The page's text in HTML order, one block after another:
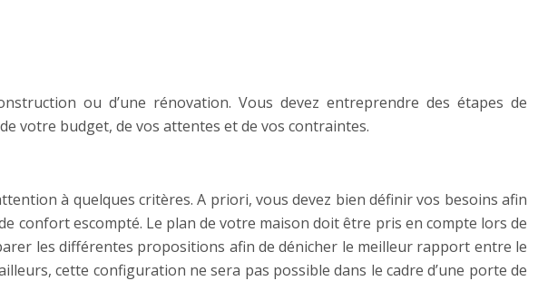
ou d’une rénovation. Vous devez entreprendre des étapes de
votre budget, de vos attentes et de vos contraintes.
à quelques critères. A priori, vous devez bien définir vos besoins afin
confort escompté. Le plan de votre maison doit être pris en compte lors de
les différentes propositions afin de dénicher le meilleur rapport entre le
cette configuration ne sera pas possible dans le cadre d’une porte de